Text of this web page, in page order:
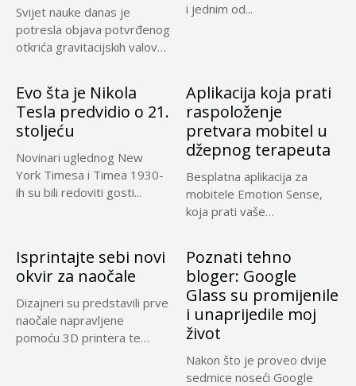
Svijet nauke danas je
potresla objava potvrđenog
otkrića gravitacijskih valova
i jednim od...
Evo šta je Nikola
Tesla predvidio o 21.
stoljeću
Novinari uglednog New
York Timesa i Timea 1930-
ih su bili redoviti gosti...
Aplikacija koja prati
raspoloženje
pretvara mobitel u
džepnog terapeuta
Besplatna aplikacija za
mobitele Emotion Sense,
koja prati vaše
Isprintajte sebi novi
okvir za naočale
Dizajneri su predstavili prve
naočale napravljene
pomoću 3D printera te
Poznati tehno
bloger: Google
Glass su promijenile
i unaprijedile moj
život
Nakon što je proveo dvije
sedmice noseći Google